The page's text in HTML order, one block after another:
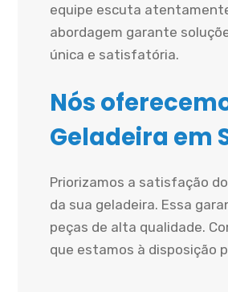
equipe escuta
abordagem garante
única e satisfatória.
Nós
Geladeira em
Priorizamos a satisfação
da sua geladeira. Essa
peças de alta qualidade.
que estamos à disposição